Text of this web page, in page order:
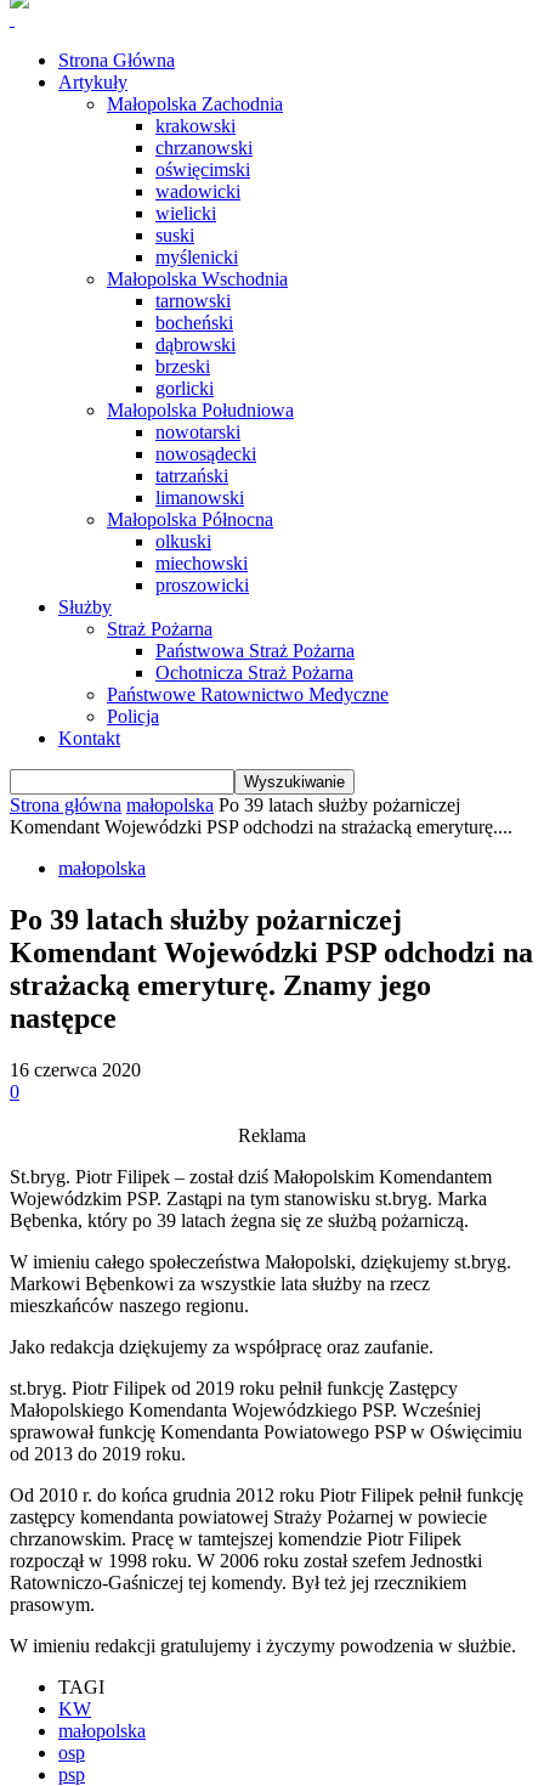
Strona Główna
Artykuły
Małopolska Zachodnia
krakowski
chrzanowski
oświęcimski
wadowicki
wielicki
suski
myślenicki
Małopolska Wschodnia
tarnowski
bocheński
dąbrowski
brzeski
gorlicki
Małopolska Południowa
nowotarski
nowosądecki
tatrzański
limanowski
Małopolska Północna
olkuski
miechowski
proszowicki
Służby
Straż Pożarna
Państwowa Straż Pożarna
Ochotnicza Straż Pożarna
Państwowe Ratownictwo Medyczne
Policja
Kontakt
Strona główna małopolska Po 39 latach służby pożarniczej
Komendant Wojewódzki PSP odchodzi na strażacką emeryturę....
małopolska
Po 39 latach służby pożarniczej
Komendant Wojewódzki PSP odchodzi na
strażacką emeryturę. Znamy jego
następce
16 czerwca 2020
0
Reklama
St.bryg. Piotr Filipek – został dziś Małopolskim Komendantem
Wojewódzkim PSP. Zastąpi na tym stanowisku st.bryg. Marka
Bębenka, który po 39 latach żegna się ze służbą pożarniczą.
W imieniu całego społeczeństwa Małopolski, dziękujemy st.bryg.
Markowi Bębenkowi za wszystkie lata służby na rzecz
mieszkańców naszego regionu.
Jako redakcja dziękujemy za współpracę oraz zaufanie.
st.bryg. Piotr Filipek od 2019 roku pełnił funkcję Zastępcy
Małopolskiego Komendanta Wojewódzkiego PSP. Wcześniej
sprawował funkcję Komendanta Powiatowego PSP w Oświęcimiu
od 2013 do 2019 roku.
Od 2010 r. do końca grudnia 2012 roku Piotr Filipek pełnił funkcję
zastępcy komendanta powiatowej Straży Pożarnej w powiecie
chrzanowskim. Pracę w tamtejszej komendzie Piotr Filipek
rozpoczął w 1998 roku. W 2006 roku został szefem Jednostki
Ratowniczo-Gaśniczej tej komendy. Był też jej rzecznikiem
prasowym.
W imieniu redakcji gratulujemy i życzymy powodzenia w służbie.
TAGI
KW
małopolska
osp
psp